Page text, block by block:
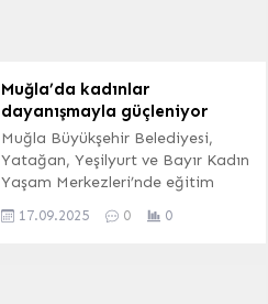
Muğla’da kadınlar
dayanışmayla güçleniyor
Muğla Büyükşehir Belediyesi,
Yatağan, Yeşilyurt ve Bayır Kadın
Yaşam Merkezleri’nde eğitim
Alanı’nda düzenlenen piknik
17.09.2025 0 0